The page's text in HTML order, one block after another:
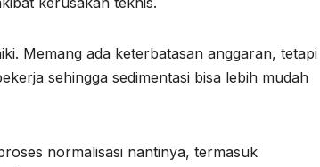
Memang ada keterbatasan anggaran, tetapi
sehingga sedimentasi bisa lebih mudah
normalisasi nantinya, termasuk